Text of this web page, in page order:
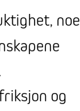
noe
og